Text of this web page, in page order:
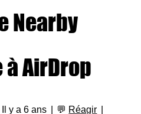
Nearby
AirDrop
Il y a 6 ans 💬 Réagir